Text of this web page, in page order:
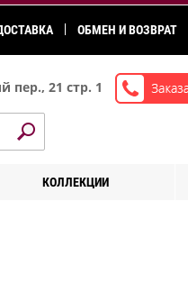
ОБМЕН И ВОЗВРАТ
пер., 21 стр. 1
КОЛЛЕКЦИИ